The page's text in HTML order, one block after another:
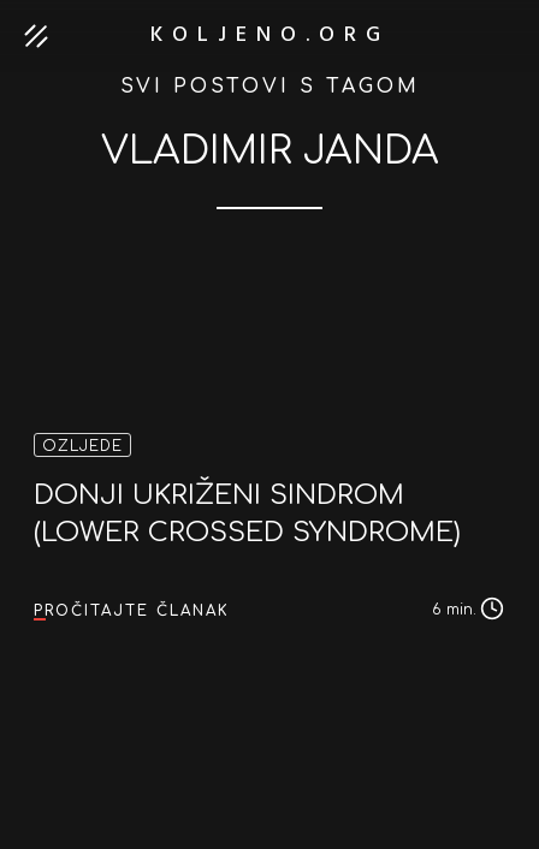
KOLJENO.ORG
SVI POSTOVI S TAGOM
VLADIMIR JANDA
OZLJEDE
DONJI UKRIŽENI SINDROM
(LOWER CROSSED SYNDROME)
PROČITAJTE ČLANAK 6 min.